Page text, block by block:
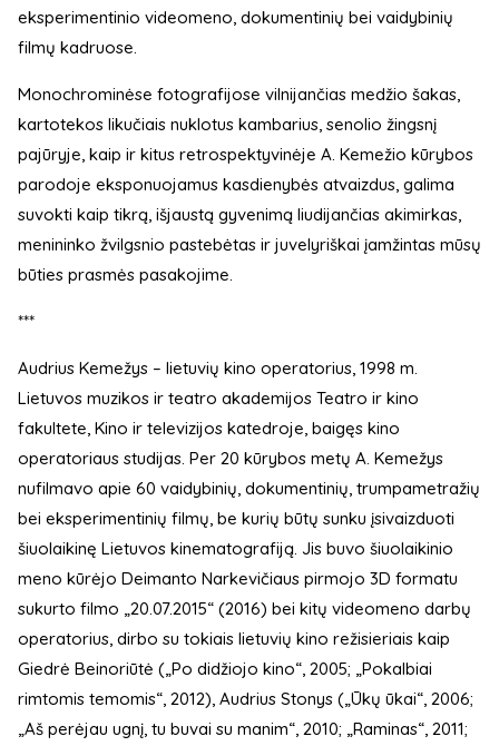
eksperimentinio videomeno, dokumentinių bei vaidybinių
filmų kadruose.
Monochrominėse fotografijose vilnijančias medžio šakas,
kartotekos likučiais nuklotus kambarius, senolio žingsnį
pajūryje, kaip ir kitus retrospektyvinėje A. Kemežio kūrybos
parodoje eksponuojamus kasdienybės atvaizdus, galima
suvokti kaip tikrą, išjaustą gyvenimą liudijančias akimirkas,
menininko žvilgsnio pastebėtas ir juvelyriškai įamžintas mūsų
būties prasmės pasakojime.
***
Audrius Kemežys – lietuvių kino operatorius, 1998 m.
Lietuvos muzikos ir teatro akademijos Teatro ir kino
fakultete, Kino ir televizijos katedroje, baigęs kino
operatoriaus studijas. Per 20 kūrybos metų A. Kemežys
nufilmavo apie 60 vaidybinių, dokumentinių, trumpametražių
bei eksperimentinių filmų, be kurių būtų sunku įsivaizduoti
šiuolaikinę Lietuvos kinematografiją. Jis buvo šiuolaikinio
meno kūrėjo Deimanto Narkevičiaus pirmojo 3D formatu
sukurto filmo „20.07.2015“ (2016) bei kitų videomeno darbų
operatorius, dirbo su tokiais lietuvių kino režisieriais kaip
Giedrė Beinoriūtė („Po didžiojo kino“, 2005; „Pokalbiai
rimtomis temomis“, 2012), Audrius Stonys („Ūkų ūkai“, 2006;
„Aš perėjau ugnį, tu buvai su manim“, 2010; „Raminas“, 2011;